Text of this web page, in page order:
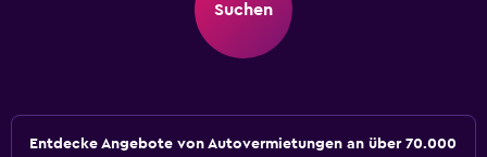
Suchen
Entdecke Angebote von Autovermietungen an über 70.000